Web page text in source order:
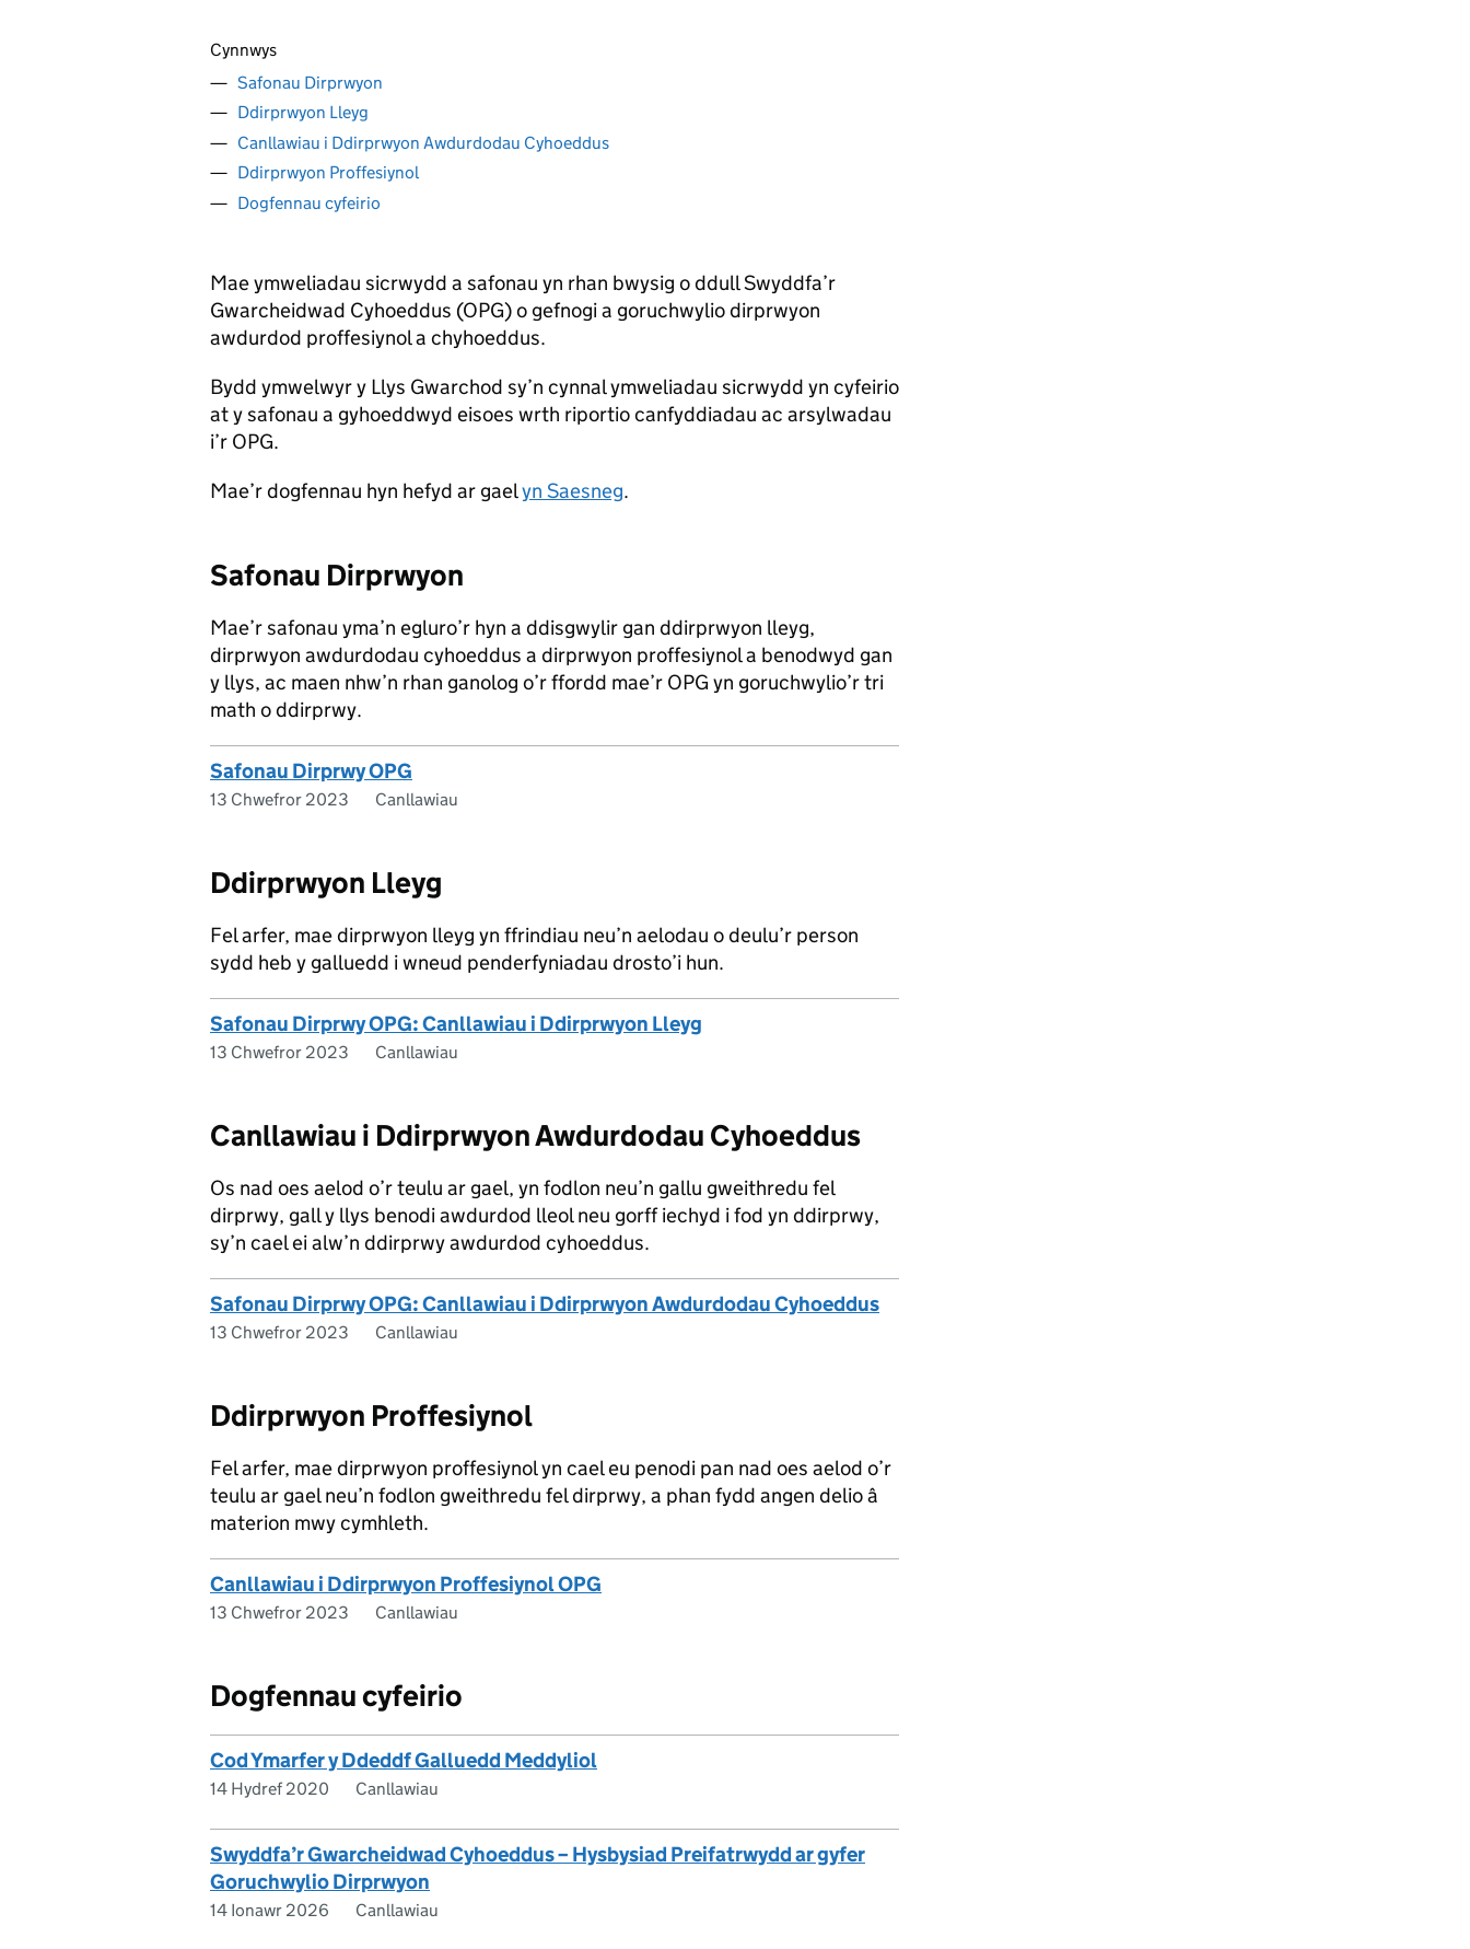
Cynnwys
Safonau Dirprwyon
Ddirprwyon Lleyg
Canllawiau i Ddirprwyon Awdurdodau Cyhoeddus
Ddirprwyon Proffesiynol
Dogfennau cyfeirio
Mae ymweliadau sicrwydd a safonau yn rhan bwysig o ddull Swyddfa’r
Gwarcheidwad Cyhoeddus (OPG) o gefnogi a goruchwylio dirprwyon
awdurdod proffesiynol a chyhoeddus.
Bydd ymwelwyr y Llys Gwarchod sy’n cynnal ymweliadau sicrwydd yn cyfeirio
at y safonau a gyhoeddwyd eisoes wrth riportio canfyddiadau ac arsylwadau
i’r OPG.
Mae’r dogfennau hyn hefyd ar gaelyn Saesneg.
Safonau Dirprwyon
Mae’r safonau yma’n egluro’r hyn a ddisgwylir gan ddirprwyon lleyg,
dirprwyon awdurdodau cyhoeddus a dirprwyon proffesiynol a benodwyd gan
y llys, ac maen nhw’n rhan ganolog o’r ffordd mae’r OPG yn goruchwylio’r tri
math o ddirprwy.
Safonau Dirprwy OPG
13 Chwefror 2023 Canllawiau
Ddirprwyon Lleyg
Fel arfer, mae dirprwyon lleyg yn ffrindiau neu’n aelodau o deulu’r person
sydd heb y galluedd i wneud penderfyniadau drosto’i hun.
Safonau Dirprwy OPG: Canllawiau i Ddirprwyon Lleyg
13 Chwefror 2023 Canllawiau
Canllawiau i Ddirprwyon Awdurdodau Cyhoeddus
Os nad oes aelod o’r teulu ar gael, yn fodlon neu’n gallu gweithredu fel
dirprwy, gall y llys benodi awdurdod lleol neu gorff iechyd i fod yn ddirprwy,
sy’n cael ei alw’n ddirprwy awdurdod cyhoeddus.
Safonau Dirprwy OPG: Canllawiau i Ddirprwyon Awdurdodau Cyhoeddus
13 Chwefror 2023 Canllawiau
Ddirprwyon Proffesiynol
Fel arfer, mae dirprwyon proffesiynol yn cael eu penodi pan nad oes aelod o’r
teulu ar gael neu’n fodlon gweithredu fel dirprwy, a phan fydd angen delio â
materion mwy cymhleth.
Canllawiau i Ddirprwyon Proffesiynol OPG
13 Chwefror 2023 Canllawiau
Dogfennau cyfeirio
Cod Ymarfer y Ddeddf Galluedd Meddyliol
14 Hydref 2020 Canllawiau
Swyddfa’r Gwarcheidwad Cyhoeddus – Hysbysiad Preifatrwydd ar gyfer
Goruchwylio Dirprwyon
14 Ionawr 2026 Canllawiau